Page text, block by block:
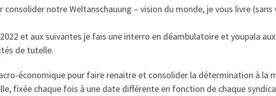
notre Weltanschauung – vision du monde, je vous livre (sans
et aux suivantes je fais une interro en déambulatoire et youpala
de tutelle.
économique pour faire renaitre et consolider la détermination à
fixée chaque fois à une date différente en fonction de chaque